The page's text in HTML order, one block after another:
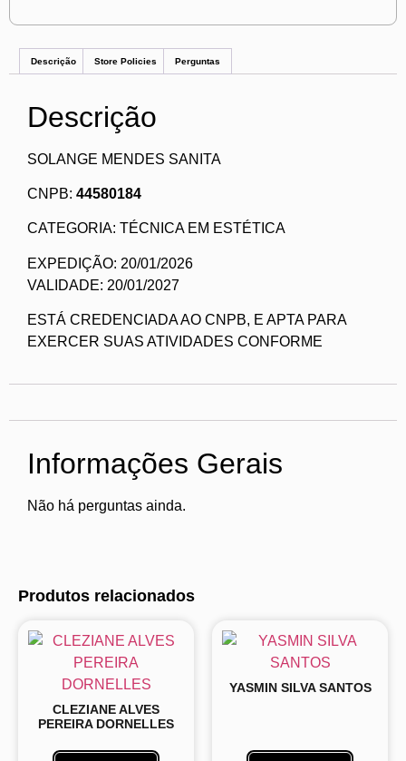
Descrição Store Policies Perguntas
Descrição
SOLANGE MENDES SANITA
CNPB: 44580184
CATEGORIA: TÉCNICA EM ESTÉTICA
EXPEDIÇÃO: 20/01/2026
VALIDADE: 20/01/2027
ESTÁ CREDENCIADA AO CNPB, E APTA PARA
EXERCER SUAS ATIVIDADES CONFORME
Informações Gerais
Não há perguntas ainda.
Produtos relacionados
CLEZIANE ALVES
PEREIRA DORNELLES
YASMIN SILVA SANTOS